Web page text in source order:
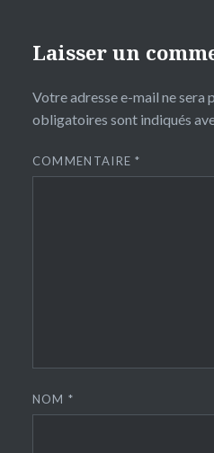
Laisser un
Votre adresse e-mail ne sera
obligatoires sont indiqués
COMMENTAIRE*
NOM*